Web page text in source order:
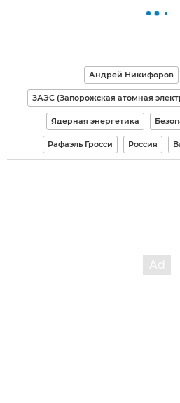
Андрей Никифоров
ЗАЭС (Запорожская атомная
Ядерная энергетика
Рафаэль Гросси Россия